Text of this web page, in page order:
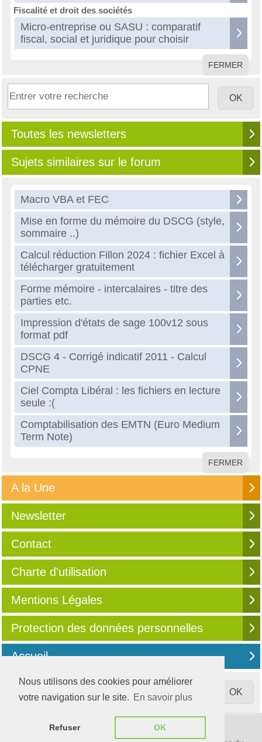
Nous utilisons des cookies pour améliorer
votre navigation sur le site. En savoir plus
Refuser OK
Fiscalité et droit des sociétés
Micro-entreprise ou SASU : comparatif
fiscal, social et juridique pour choisir
FERMER
Toutes les newsletters
Sujets similaires sur le forum
Macro VBA et FEC
Mise en forme du mémoire du DSCG (style,
sommaire ..)
Calcul réduction Fillon 2024 : fichier Excel à
télécharger gratuitement
Forme mémoire - intercalaires - titre des
parties etc.
Impression d'états de sage 100v12 sous
format pdf
DSCG 4 - Corrigé indicatif 2011 - Calcul
CPNE
Ciel Compta Libéral : les fichiers en lecture
seule :(
Comptabilisation des EMTN (Euro Medium
Term Note)
FERMER
A la Une
Newsletter
Contact
Charte d'utilisation
Mentions Légales
Protection des données personnelles
Accueil
© 2003-2026Compta Online
S'informer, partager, évoluer